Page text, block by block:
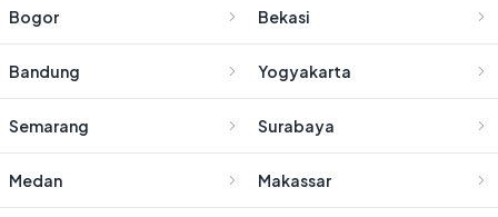
Bogor Bekasi
Bandung Yogyakarta
Semarang Surabaya
Medan Makassar